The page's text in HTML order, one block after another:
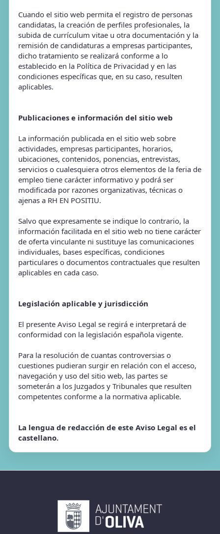
Cuando el sitio web permita el registro de personas
candidatas, la creación de perfiles profesionales, la
subida de currículum vitae u otra documentación y la
remisión de candidaturas a empresas participantes,
dicho tratamiento se realizará conforme a lo
establecido en la Política de Privacidad y en las
condiciones específicas que, en su caso, resulten
aplicables.
Publicaciones e información del sitio web
La información publicada en el sitio web sobre
actividades, empresas participantes, horarios,
ubicaciones, contenidos, ponencias, entrevistas,
servicios o cualesquiera otros elementos de la feria de
empleo tiene carácter informativo y podrá ser
modificada por razones organizativas, técnicas o
ajenas a RH EN POSITIU.
Salvo que expresamente se indique lo contrario, la
información facilitada en el sitio web no tiene carácter
de oferta vinculante ni sustituye las comunicaciones
individuales, bases específicas, condiciones
particulares o documentos contractuales que resulten
aplicables en cada caso.
Legislación aplicable y jurisdicción
El presente Aviso Legal se regirá e interpretará de
conformidad con la legislación española vigente.
Para la resolución de cuantas controversias o
cuestiones pudieran surgir en relación con el acceso,
navegación y uso del sitio web, las partes se
someterán a los Juzgados y Tribunales que resulten
competentes conforme a la normativa aplicable.
La lengua de redacción de este Aviso Legal es el
castellano.